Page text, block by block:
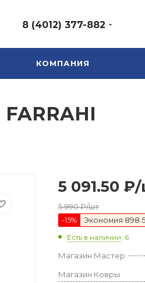
8 (4012) 377-882
КОМПАНИЯ
5 091.50 ₽/
5 990₽/шт
-15% Экономия
Есть в наличии: 6
Магазин Мастер
Магазин Ковры